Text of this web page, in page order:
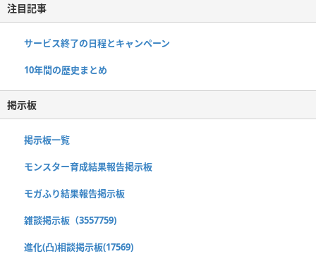
注目記事
サービス終了の日程とキャンペーン
10年間の歴史まとめ
掲示板
掲示板一覧
モンスター育成結果報告掲示板
モガふり結果報告掲示板
雑談掲示板（3557759)
進化(凸)相談掲示板(17569)